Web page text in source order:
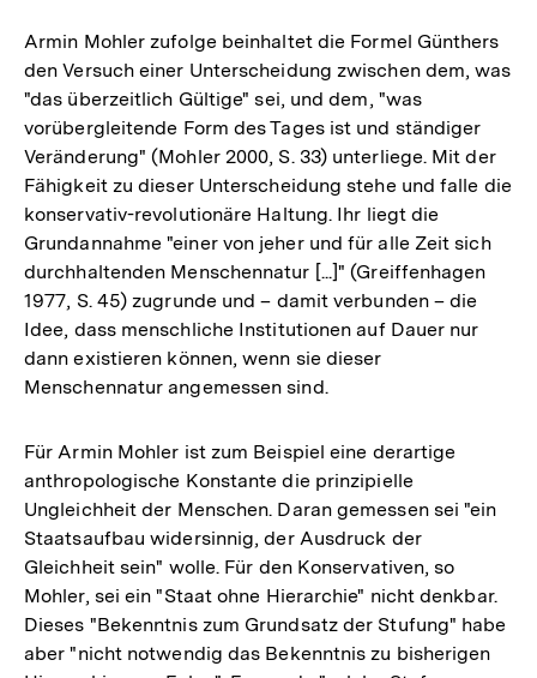
der
Fußnote
Armin Mohler zufolge beinhaltet die Formel Günthers
den Versuch einer Unterscheidung zwischen dem, was
"das überzeitlich Gültige" sei, und dem, "was
vorübergleitende Form des Tages ist und ständiger
Veränderung" (Mohler 2000, S. 33) unterliege. Mit der
Fähigkeit zu dieser Unterscheidung stehe und falle die
konservativ-revolutionäre Haltung. Ihr liegt die
Grundannahme "einer von jeher und für alle Zeit sich
durchhaltenden Menschennatur [...]" (Greiffenhagen
1977, S. 45) zugrunde und – damit verbunden – die
Idee, dass menschliche Institutionen auf Dauer nur
dann existieren können, wenn sie dieser
Menschennatur angemessen sind.
Für Armin Mohler ist zum Beispiel eine derartige
anthropologische Konstante die prinzipielle
Ungleichheit der Menschen. Daran gemessen sei "ein
Staatsaufbau widersinnig, der Ausdruck der
Gleichheit sein" wolle. Für den Konservativen, so
Mohler, sei ein "Staat ohne Hierarchie" nicht denkbar.
Dieses "Bekenntnis zum Grundsatz der Stufung" habe
aber "nicht notwendig das Bekenntnis zu bisherigen